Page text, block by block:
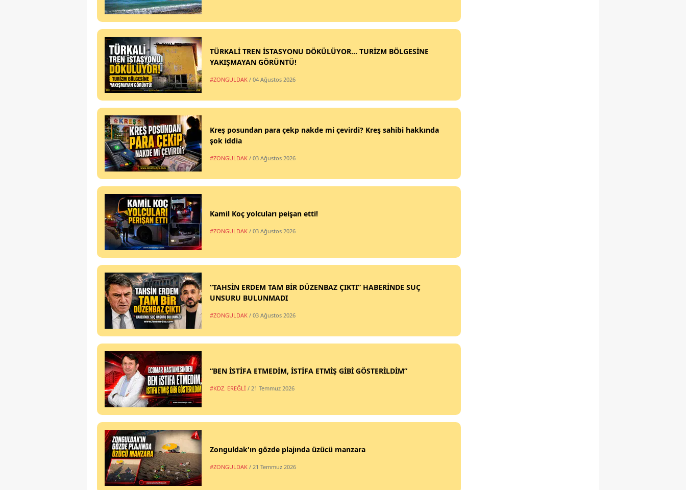
TÜRKALİ TREN İSTASYONU DÖKÜLÜYOR... TURİZM BÖLGESİNE
YAKIŞMAYAN GÖRÜNTÜ!
#ZONGULDAK / 04 Ağustos 2026
Kreş posundan para çekp nakde mi çevirdi? Kreş sahibi hakkında
şok iddia
#ZONGULDAK / 03 Ağustos 2026
Kamil Koç yolcuları peişan etti!
#ZONGULDAK / 03 Ağustos 2026
“TAHSİN ERDEM TAM BİR DÜZENBAZ ÇIKTI” HABERİNDE SUÇ
UNSURU BULUNMADI
#ZONGULDAK / 03 Ağustos 2026
“BEN İSTİFA ETMEDİM, İSTİFA ETMİŞ GİBİ GÖSTERİLDİM”
#KDZ. EREĞLİ / 21 Temmuz 2026
Zonguldak'ın gözde plajında üzücü manzara
#ZONGULDAK / 21 Temmuz 2026